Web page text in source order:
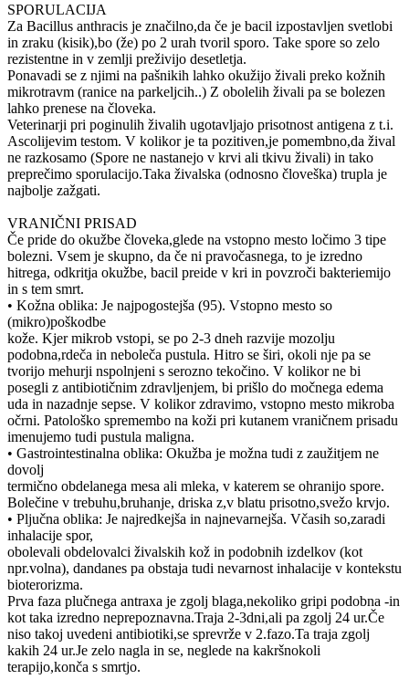
SPORULACIJA
Za Bacillus anthracis je značilno,da če je bacil izpostavljen svetlobi
in zraku (kisik),bo (že) po 2 urah tvoril sporo. Take spore so zelo
rezistentne in v zemlji preživijo desetletja.
Ponavadi se z njimi na pašnikih lahko okužijo živali preko kožnih
mikrotravm (ranice na parkeljcih..) Z obolelih živali pa se bolezen
lahko prenese na človeka.
Veterinarji pri poginulih živalih ugotavljajo prisotnost antigena z t.i.
Ascolijevim testom. V kolikor je ta pozitiven,je pomembno,da žival
ne razkosamo (Spore ne nastanejo v krvi ali tkivu živali) in tako
preprečimo sporulacijo.Taka živalska (odnosno človeška) trupla je
najbolje zažgati.
VRANIČNI PRISAD
Če pride do okužbe človeka,glede na vstopno mesto ločimo 3 tipe
bolezni. Vsem je skupno, da če ni pravočasnega, to je izredno
hitrega, odkritja okužbe, bacil preide v kri in povzroči bakteriemijo
in s tem smrt.
• Kožna oblika: Je najpogostejša (95). Vstopno mesto so
(mikro)poškodbe
kože. Kjer mikrob vstopi, se po 2-3 dneh razvije mozolju
podobna,rdeča in neboleča pustula. Hitro se širi, okoli nje pa se
tvorijo mehurji nspolnjeni s serozno tekočino. V kolikor ne bi
posegli z antibiotičnim zdravljenjem, bi prišlo do močnega edema
uda in nazadnje sepse. V kolikor zdravimo, vstopno mesto mikroba
očrni. Patološko spremembo na koži pri kutanem vraničnem prisadu
imenujemo tudi pustula maligna.
• Gastrointestinalna oblika: Okužba je možna tudi z zaužitjem ne
dovolj
termično obdelanega mesa ali mleka, v katerem se ohranijo spore.
Bolečine v trebuhu,bruhanje, driska z,v blatu prisotno,svežo krvjo.
• Pljučna oblika: Je najredkejša in najnevarnejša. Včasih so,zaradi
inhalacije spor,
obolevali obdelovalci živalskih kož in podobnih izdelkov (kot
npr.volna), dandanes pa obstaja tudi nevarnost inhalacije v kontekstu
bioterorizma.
Prva faza plučnega antraxa je zgolj blaga,nekoliko gripi podobna -in
kot taka izredno neprepoznavna.Traja 2-3dni,ali pa zgolj 24 ur.Če
niso takoj uvedeni antibiotiki,se sprevrže v 2.fazo.Ta traja zgolj
kakih 24 ur.Je zelo nagla in se, neglede na kakršnokoli
terapijo,konča s smrtjo.